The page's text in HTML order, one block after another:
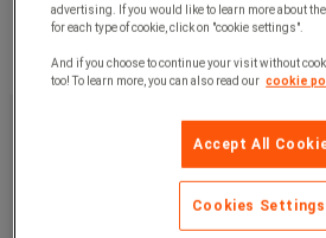
exkl. moms
advertising. If you would like to learn more about
for each type of cookie, click on "cookie settings".
And if you choose to continue your visit without
too! To learn more, you can also read our cookie
Accept All
Cookies Settings